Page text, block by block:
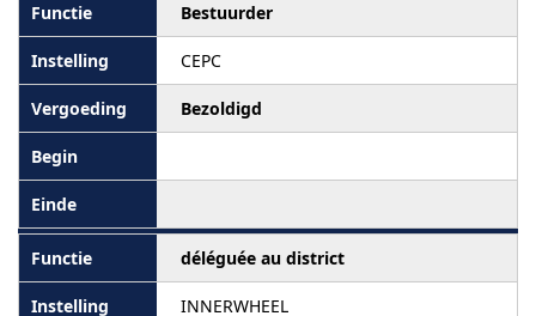
Bestuurder
CEPC
Bezoldigd
déléguée au district
INNERWHEEL